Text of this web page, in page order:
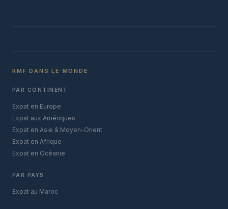
RMF DANS LE MONDE
PAR CONTINENT
Expat en Europe
Expat aux Amériques
Expat en Asie & Moyen-Orient
Expat en Afrique
Expat en Océanie
PAR PAYS
Expat au Maroc